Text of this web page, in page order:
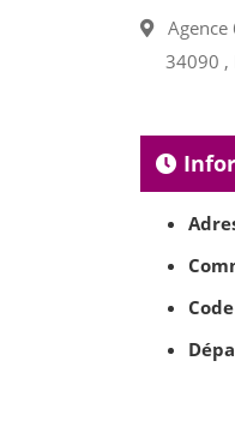
Agence
34090